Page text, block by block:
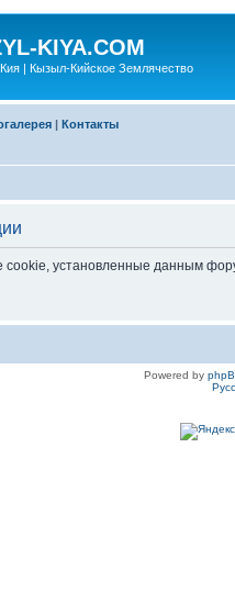
KIYA.COM
| Кызыл-Кийское Землячество
| Контакты
cookie, установленные данным
Powered by